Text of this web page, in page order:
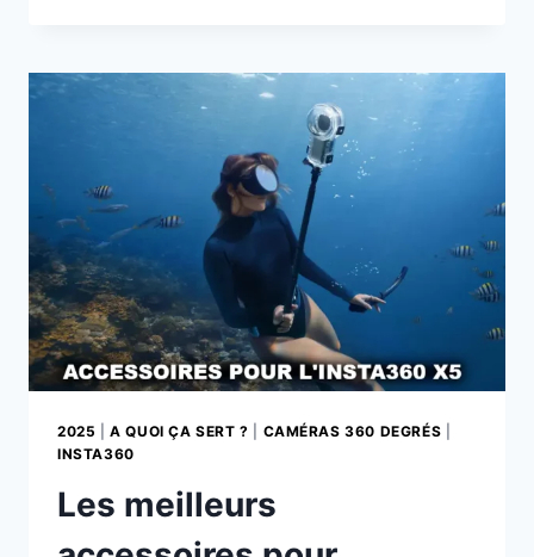
LES
SOUVENIRS
2025
2025 |A QUOI ÇA SERT ? CAMÉRAS 360 DEGRÉS
INSTA360
Les meilleurs